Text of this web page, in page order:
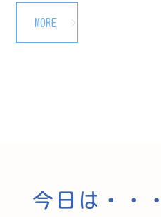
MORE
今日は・・